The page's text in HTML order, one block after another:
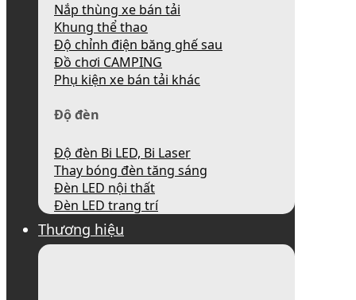
Nắp thùng xe bán tải
Khung thể thao
Độ chỉnh điện băng ghế sau
Đồ chơi CAMPING
Phụ kiện xe bán tải khác
Độ đèn
Độ đèn Bi LED, Bi Laser
Thay bóng đèn tăng sáng
Đèn LED nội thất
Đèn LED trang trí
Thương hiệu